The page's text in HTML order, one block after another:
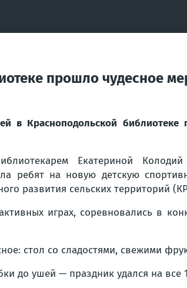
прошло чудесное
в Красноподольской библиотеке
Екатериной
ребят на новую детскую
развития сельских территорий
играх, соревновались в
стол со сладостями, свежими
до ушей — праздник удался на все